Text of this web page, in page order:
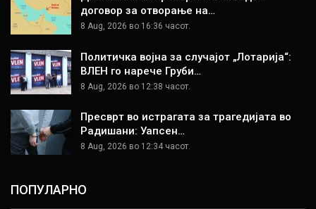
договор за отворање на…
8 Aug, 2026 во 16:36 часот.
Политичка војна за случајот „Лотарија“:
ВЛЕН го нарече Груби…
8 Aug, 2026 во 12:38 часот.
Пресврт во истрагата за трагедијата во
Радишани: Уапсен…
8 Aug, 2026 во 12:34 часот.
ПОПУЛАРНО